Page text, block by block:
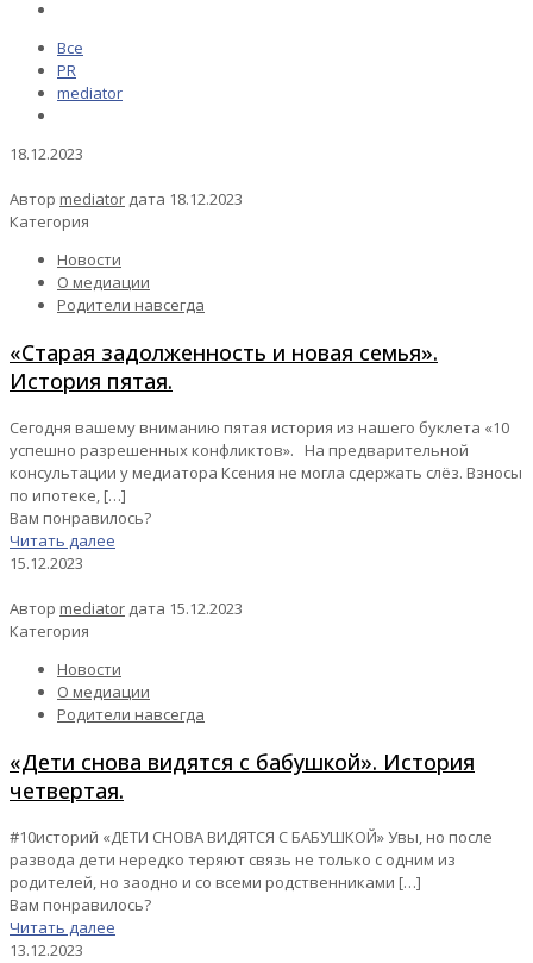
Все
PR
mediator
18.12.2023
Автор mediator дата 18.12.2023
Категория
Новости
О медиации
Родители навсегда
«Старая задолженность и новая семья».
История пятая.
Сегодня вашему вниманию пятая история из нашего буклета «10
успешно разрешенных конфликтов». На предварительной
консультации у медиатора Ксения не могла сдержать слёз. Взносы
по ипотеке, […]
Вам понравилось?
Читать далее
15.12.2023
Автор mediator дата 15.12.2023
Категория
Новости
О медиации
Родители навсегда
«Дети снова видятся с бабушкой». История
четвертая.
#10историй «ДЕТИ СНОВА ВИДЯТСЯ С БАБУШКОЙ» Увы, но после
развода дети нередко теряют связь не только с одним из
родителей, но заодно и со всеми родственниками […]
Вам понравилось?
Читать далее
13.12.2023